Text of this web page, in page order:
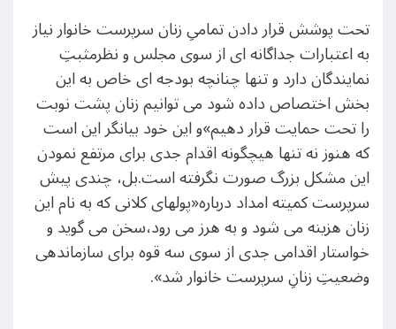
تحت پوشش قرار دادن تمامیِ زنان سرپرست خانوار نیاز
به اعتبارات جداگانه ای از سوی مجلس و نظرمثبتِ
نمایندگان دارد و تنها چنانچه بودجه ای خاص به این
بخش اختصاص داده شود می توانیم زنان پشت نوبت
را تحت حمایت قرار دهیم»و این خود بیانگر این است
که هنوز نه تنها هیچگونه اقدام جدی برای مرتفع نمودن
این مشکل بزرگ صورت نگرفته است.بل، چندی پیش
سرپرست کمیته امداد درباره«پولهای کلانی که به نام این
زنان هزینه می شود و به هرز می رود،سخن می گوید و
خواستار اقدامی جدی از سوی سه قوه برای سازماندهی
وضعیتِ زنانِ سرپرست خانوار شد».